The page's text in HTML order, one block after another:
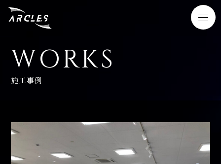
HOME
WORKS
施工事例